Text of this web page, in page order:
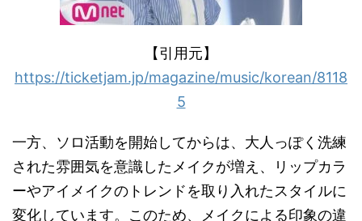
【引用元】
https://ticketjam.jp/magazine/music/korean/8118
5
一方、ソロ活動を開始してからは、大人っぽく洗練
された雰囲気を意識したメイクが増え、リップカラ
ーやアイメイクのトレンドを取り入れたスタイルに
変化しています。このため、メイクによる印象の違